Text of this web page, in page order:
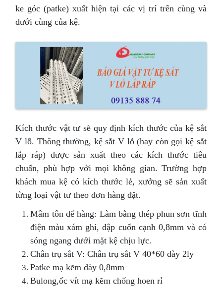
ke góc (patke) xuất hiện tại các vị trí trên cùng và
dưới cùng của kệ.
Kích thước vật tư sẽ quy định kích thước của kệ sắt
V lỗ. Thông thường, kệ sắt V lỗ (hay còn gọi kệ sắt
lắp ráp) được sản xuất theo các kích thước tiêu
chuẩn, phù hợp với mọi không gian. Trường hợp
khách mua kệ có kích thước lẻ, xưởng sẽ sản xuất
từng loại vật tư theo đơn hàng đặt.
Mâm tôn để hàng: Làm bằng thép phun sơn tĩnh
điện màu xám ghi, dập cuốn cạnh 0,8mm và có
sóng ngang dưới mặt kệ chịu lực.
Chân trụ sắt V: Chân trụ sắt V 40*60 dày 2ly
Patke mạ kẽm dày 0,8mm
Bulong,ốc vít mạ kẽm chống hoen rỉ